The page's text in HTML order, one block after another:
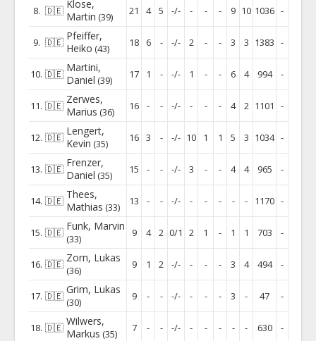
8. 🇩🇪 Klose,
Martin (39) 21 4 5 -/- - - - 9 10 1036 -
9. 🇩🇪 Pfeiffer,
Heiko (43) 18 6 - -/- 2 - - 3 3 1383 -
10. 🇩🇪 Martini,
Daniel (39) 17 1 - -/- 1 - - 6 4 994 -
11. 🇩🇪 Zerwes,
Marius (36) 16 - - -/- - - - 4 2 1101 -
12. 🇩🇪 Lengert,
Kevin (35) 16 3 - -/- 10 1 1 5 3 1034 -
13. 🇩🇪 Frenzer,
Daniel (35) 15 - - -/- 3 - - 4 4 965 -
14. 🇩🇪 Thees,
Mathias (33) 13 - - -/- - - - - - 1170 -
15. 🇩🇪 Funk, Marvin
(33) 9 4 2 0/1 2 1 - 1 1 703 -
16. 🇩🇪 Zorn, Lukas
(36) 9 1 2 -/- - - - 3 4 494 -
17. 🇩🇪 Grim, Lukas
(30) 9 - - -/- - - - 3 - 47 -
18. 🇩🇪 Wilwers,
Markus (35) 7 - - -/- - - - - - 630 -